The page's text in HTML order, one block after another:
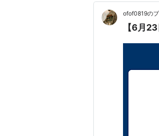
ofof0819の
【6月